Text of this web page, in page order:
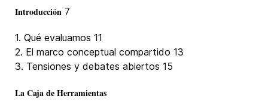
Introducción 7
1. Qué evaluamos 11
2. El marco conceptual compartido 13
3. Tensiones y debates abiertos 15
La Caja de Herramientas